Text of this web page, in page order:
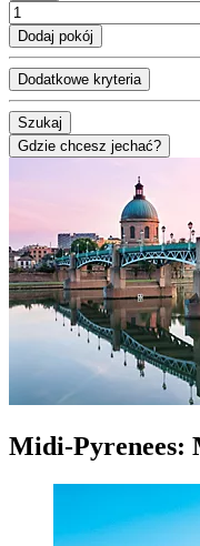
Dodaj pokój
Dodatkowe kryteria
Szukaj
Gdzie chcesz jechać?
Midi-Pyrenees: